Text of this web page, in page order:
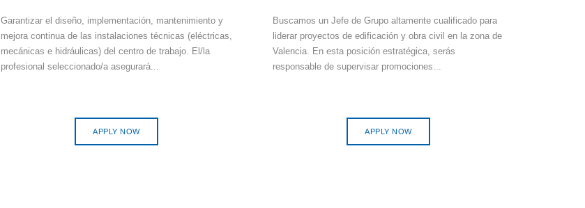
Garantizar el diseño, implementación, mantenimiento y
mejora continua de las instalaciones técnicas (eléctricas,
mecánicas e hidráulicas) del centro de trabajo. El/la
profesional seleccionado/a asegurará...
APPLY NOW
Buscamos un Jefe de Grupo altamente cualificado para
liderar proyectos de edificación y obra civil en la zona de
Valencia. En esta posición estratégica, serás
responsable de supervisar promociones...
APPLY NOW